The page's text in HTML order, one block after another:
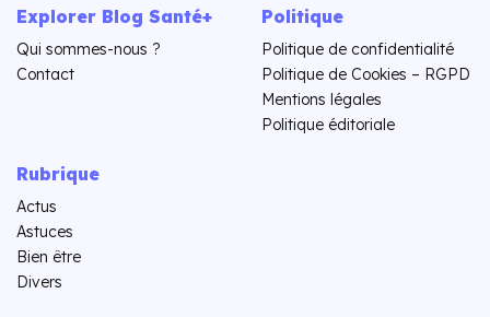
Explorer Blog Santé+
Qui sommes-nous ?
Contact
Politique
Politique de confidentialité
Politique de Cookies – RGPD
Mentions légales
Politique éditoriale
Rubrique
Actus
Astuces
Bien être
Divers